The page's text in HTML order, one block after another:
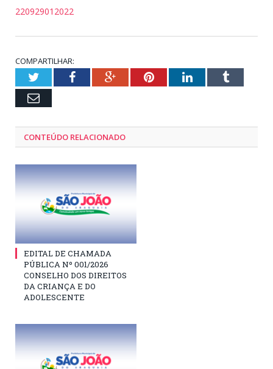
220929012022
COMPARTILHAR:
TwitterFacebookGoogle+PinterestLinkedInTumblr
Email
CONTEÚDO RELACIONADO
EDITAL DE CHAMADA
PÚBLICA Nº 001/2026
CONSELHO DOS DIREITOS
DA CRIANÇA E DO
ADOLESCENTE